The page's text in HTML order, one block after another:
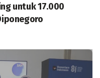
untuk 17.000